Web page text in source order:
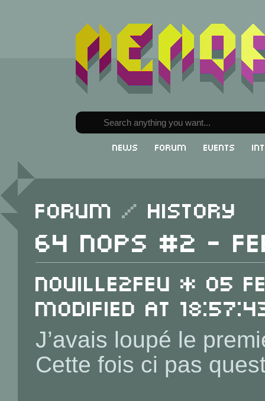
News Forum Events
Forum / History
64 NOPS #2 -
Nouille2Feu * 05
Modified at
J’avais loupé le
Cette fois ci pas